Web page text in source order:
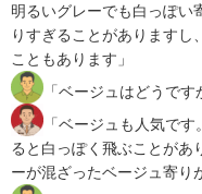
明るいグレーでも白っぽい
りすぎることがありますし
こともあります」
「ベージュはどうで
「ベージュも人気で
ると白っぽく飛ぶことがあ
ーが混ざったベージュ寄り